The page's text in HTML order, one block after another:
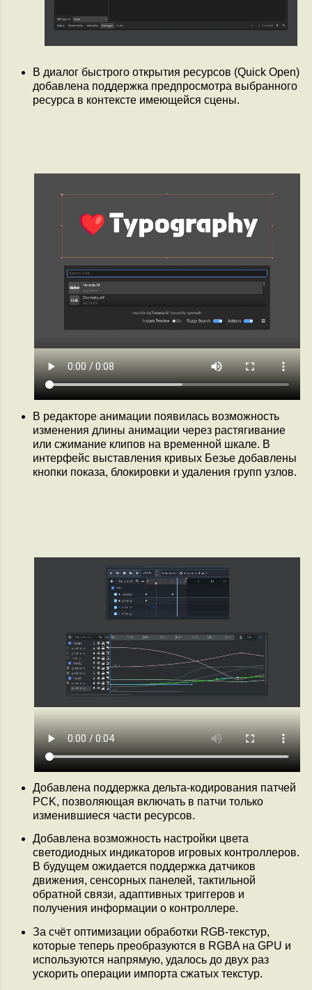
В диалог быстрого открытия ресурсов (Quick Open)
добавлена поддержка предпросмотра выбранного
ресурса в контексте имеющейся сцены.
В редакторе анимации появилась возможность
изменения длины анимации через растягивание
или сжимание клипов на временной шкале. В
интерфейс выставления кривых Безье добавлены
кнопки показа, блокировки и удаления групп узлов.
Добавлена поддержка дельта-кодирования патчей
PCK, позволяющая включать в патчи только
изменившиеся части ресурсов.
Добавлена возможность настройки цвета
светодиодных индикаторов игровых контроллеров.
В будущем ожидается поддержка датчиков
движения, cенсорных панелей, тактильной
обратной связи, адаптивных триггеров и
получения информации о контроллере.
За счёт оптимизации обработки RGB-текстур,
которые теперь преобразуются в RGBA на GPU и
используются напрямую, удалось до двух раз
ускорить операции импорта сжатых текстур.